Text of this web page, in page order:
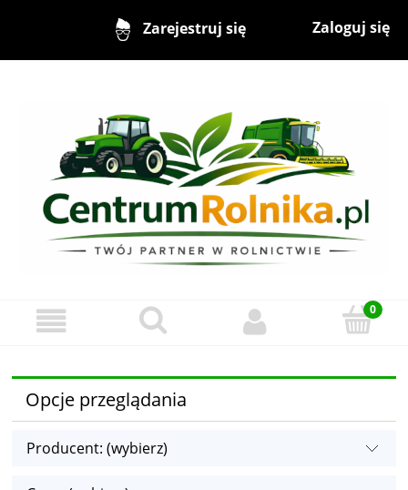
Zarejestruj się Zaloguj się
Opcje przeglądania
Producent: (wybierz)